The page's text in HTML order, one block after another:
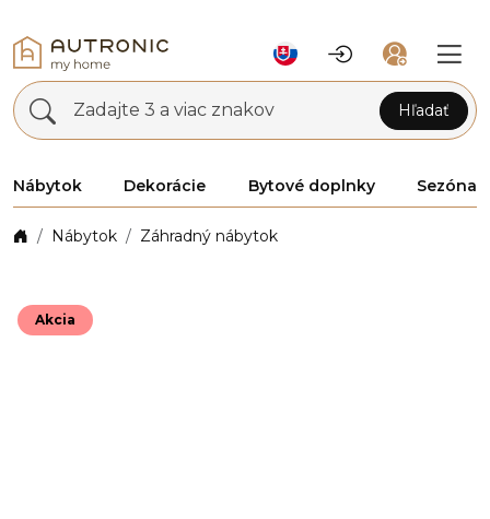
Zadajte 3 a viac znakov Hľadať
Nábytok Dekorácie Bytové doplnky Sezóna
Nábytok Záhradný nábytok
Akcia